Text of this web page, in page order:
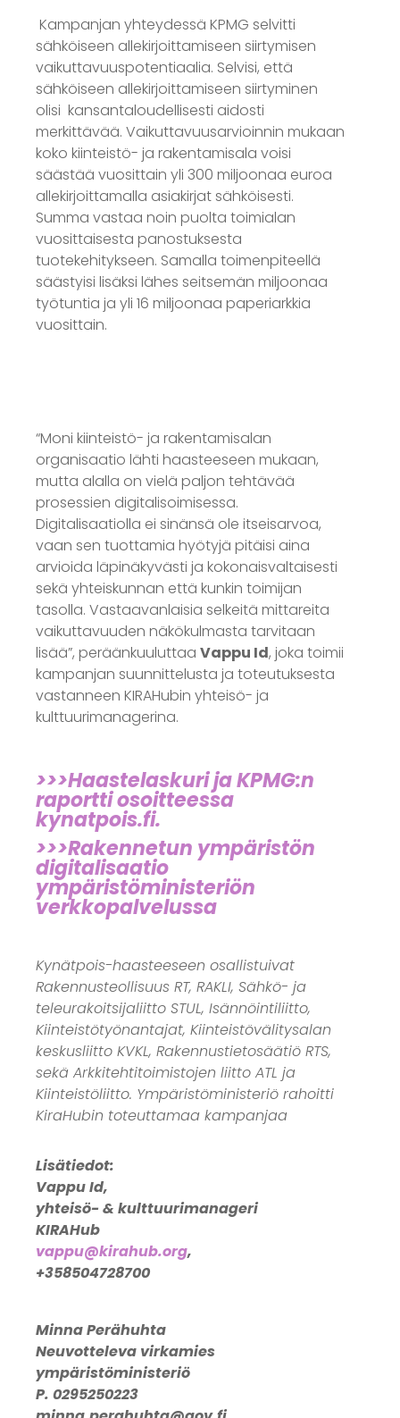
Kampanjan yhteydessä KPMG selvitti
sähköiseen allekirjoittamiseen siirtymisen
vaikuttavuuspotentiaalia. Selvisi, että
sähköiseen allekirjoittamiseen siirtyminen
olisi kansantaloudellisesti aidosti
merkittävää. Vaikuttavuusarvioinnin mukaan
koko kiinteistö- ja rakentamisala voisi
säästää vuosittain yli 300 miljoonaa euroa
allekirjoittamalla asiakirjat sähköisesti.
Summa vastaa noin puolta toimialan
vuosittaisesta panostuksesta
tuotekehitykseen. Samalla toimenpiteellä
säästyisi lisäksi lähes seitsemän miljoonaa
työtuntia ja yli 16 miljoonaa paperiarkkia
vuosittain.
“Moni kiinteistö- ja rakentamisalan
organisaatio lähti haasteeseen mukaan,
mutta alalla on vielä paljon tehtävää
prosessien digitalisoimisessa.
Digitalisaatiolla ei sinänsä ole itseisarvoa,
vaan sen tuottamia hyötyjä pitäisi aina
arvioida läpinäkyvästi ja kokonaisvaltaisesti
sekä yhteiskunnan että kunkin toimijan
tasolla. Vastaavanlaisia selkeitä mittareita
vaikuttavuuden näkökulmasta tarvitaan
lisää”, peräänkuuluttaa Vappu Id, joka toimii
kampanjan suunnittelusta ja toteutuksesta
vastanneen KIRAHubin yhteisö- ja
kulttuurimanagerina.
>>>Haastelaskuri ja KPMG:n
raportti osoitteessa
kynatpois.fi.
>>>Rakennetun ympäristön
digitalisaatio
ympäristöministeriön
verkkopalvelussa
Kynätpois-haasteeseen osallistuivat
Rakennusteollisuus RT, RAKLI, Sähkö- ja
teleurakoitsijaliitto STUL, Isännöintiliitto,
Kiinteistötyönantajat, Kiinteistövälitysalan
keskusliitto KVKL, Rakennustietosäätiö RTS,
sekä Arkkitehtitoimistojen liitto ATL ja
Kiinteistöliitto. Ympäristöministeriö rahoitti
KiraHubin toteuttamaa kampanjaa
Lisätiedot:
Vappu Id,
yhteisö- & kulttuurimanageri
KIRAHub
vappu@kirahub.org,
+358504728700
Minna Perähuhta
Neuvotteleva virkamies
ympäristöministeriö
P. 0295250223